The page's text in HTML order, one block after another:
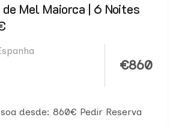
Mel Maiorca | 6 Noites
€860
desde: 860€ Pedir Reserva